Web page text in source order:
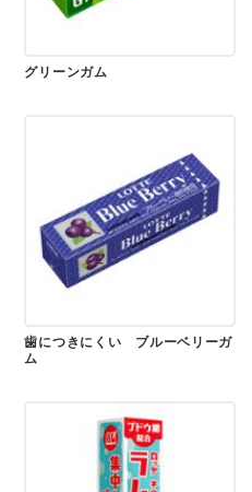
グリーンガム
歯につきにくい ブルーベリーガ
ム